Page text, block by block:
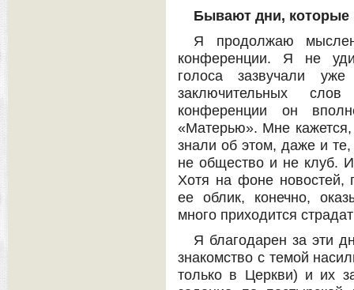
Бывают дни, которые
Я продолжаю
конференции. Я не
голоса зазвучали
заключительных
конференции он
«Матерью». Мне
знали об этом, даже и
не общество и не клуб.
Хотя на фоне новостей,
ее облик, конечно,
много приходится
Я благодарен за эти
знакомство с темой
только в Церкви) и их